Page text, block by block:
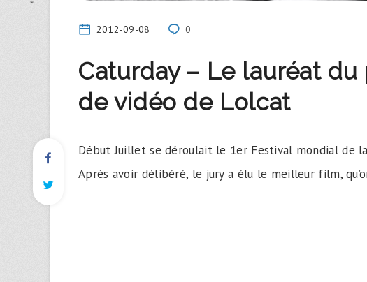
2012-09-08 0
Caturday – Le lauréat
de vidéo de Lolcat
Début Juillet se déroulait le 1er Festival mondial de
Après avoir délibéré, le jury a élu le meilleur film,